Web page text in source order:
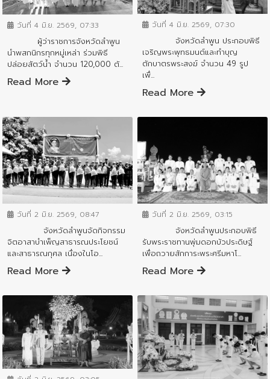
วันที่ 4 มิ.ย. 2569, 07:33
ผู้ว่าราชการจังหวัดลำพูน
นำพสกนิกรทุกหมู่เหล่า ร่วมพิธี
ปล่อยสัตว์น้ำ จำนวน 120,000 ตั...
Read More
วันที่ 4 มิ.ย. 2569, 07:30
จังหวัดลำพูน ประกอบพิธี
เจริญพระพุทธมนต์และทำบุญ
ตักบาตรพระสงฆ์ จำนวน 49 รูป
เพื่...
Read More
ข่าวกิจกรรมสำคัญจังหวัด
วันที่ 2 มิ.ย. 2569, 08:47
จังหวัดลำพูนจัดกิจกรรม
จิตอาสาบำเพ็ญสาธารณประโยชน์
และสาธารณกุศล เนื่องในโอ...
Read More
ข่าวกิจกรรมสำคัญจังหวัด
วันที่ 2 มิ.ย. 2569, 03:15
จังหวัดลำพูนประกอบพิธี
รับพระราชทานพุ่มดอกบัวประดิษฐ์
เพื่อถวายสักการะพระศรีมหาโ...
Read More
ข่าวกิจกรรมสำคัญจังหวัด
ข่าวกิจกรรมสำคัญจังหวัด